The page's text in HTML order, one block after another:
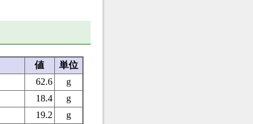
値
単位
62.6
g
18.4
g
19.2 g